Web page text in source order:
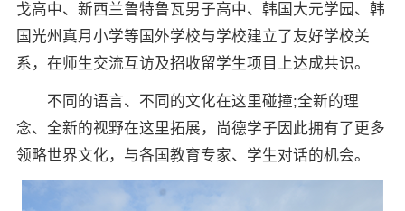
戈高中、新西兰鲁特鲁瓦男子高中、韩国大元学园、韩
国光州真月小学等国外学校与学校建立了友好学校关
系，在师生交流互访及招收留学生项目上达成共识。
不同的语言、不同的文化在这里碰撞;全新的理
念、全新的视野在这里拓展，尚德学子因此拥有了更多
领略世界文化，与各国教育专家、学生对话的机会。